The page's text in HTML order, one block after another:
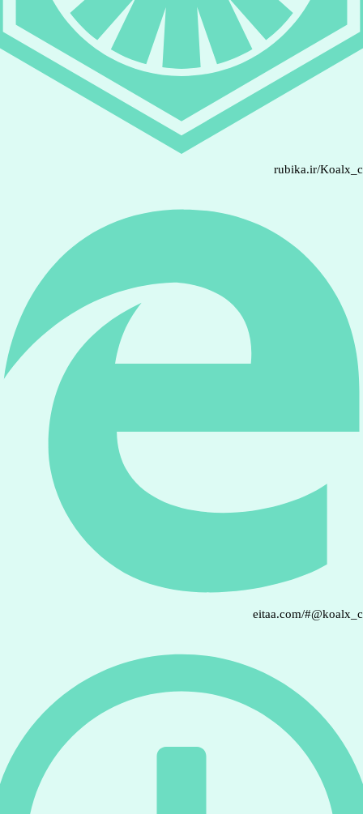
rubika.ir/
eitaa.com/